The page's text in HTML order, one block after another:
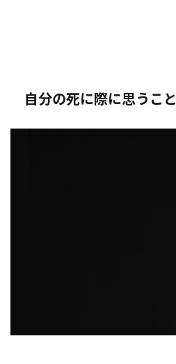
自分の死に際に思うこと